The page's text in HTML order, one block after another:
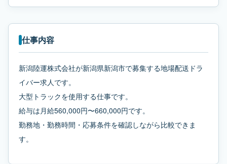
仕事内容
新潟陸運株式会社が新潟県新潟市で募集する地場配送ドラ
イバー求人です。
大型トラックを使用する仕事です。
給与は月給560,000円〜660,000円です。
勤務地・勤務時間・応募条件を確認しながら比較できま
す。